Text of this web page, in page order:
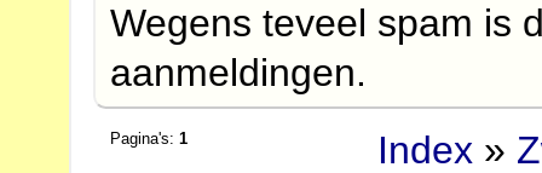
Wegens teveel spam is
aanmeldingen.
Pagina's:1 Index »